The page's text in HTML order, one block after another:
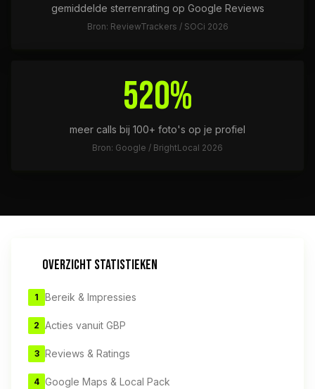
gemiddelde sterrenrating op Google Reviews
Bron: ReviewTrackers / SOCi 2026
520%
meer calls bij 100+ foto's op je profiel
Bron: Google / BrightLocal 2026
OVERZICHT STATISTIEKEN
1 Bereik & Impressies
2 Acties vanuit GBP
3 Reviews & Ratings
4 Google Maps & Local Pack